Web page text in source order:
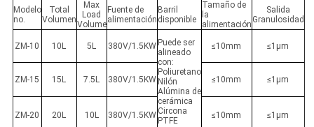
Modelo
no.
Total
Volumen
Max
Load
Volume
Fuente de
alimentación
Barril
disponible
Tamaño de
la
alimentación
Salida
Granulosidad
ZM-10 10L 5L 380V/1.5KW Puede ser
alineado
con:
Poliuretano
Nilón
Alúmina de
cerámica
Circona
PTFE
≤10mm ≤1μm
ZM-15 15L 7.5L 380V/1.5KW ≤10mm ≤1μm
ZM-20 20L 10L 380V/1.5KW ≤10mm ≤1μm